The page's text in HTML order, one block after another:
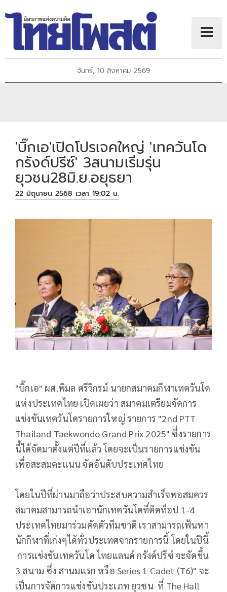
จันทร์, 10 สิงหาคม 2569
'บิ๊กเอ'เปิดโปรเจคใหญ่ 'เทควันโด
กรังด์ปรีซ์' 3สนามเริ่มรุ่น
ยุวชน28มิ.ย.อยุธยา
22 มิถุนายน 2568 เวลา 19:02 น.
"บิ๊กเอ" ผศ.พิมล ศรีวิกรม์ นายกสมาคมกีฬาเทควันโด
แห่งประเทศไทย เปิดเผยว่า สมาคมเตรียมจัดการ
แข่งขันเทควันโดรายการใหญ่ รายการ "2nd PTT
Thailand Taekwondo Grand Prix 2025" ซึ่งรายการ
นี้ได้จัดมาตั้งแต่ปีที่แล้ว โดยจะเป็นรายการแข่งขัน
เพื่อสะสมคะแนน จัดอันดับประเทศไทย
โดยในปีที่ผ่านมาถือว่าประสบความสำเร็จพอสมควร
สมาคมสามารถนำเอานักเทควันโดที่ติดท็อป 1-4
ประเทศไทยมาร่วมคัดตัวทีมชาติ เราสามารถเฟ้นหา
นักกีฬาที่เก่งๆได้ทั่วประเทศจากรายการนี้ โดยในปีนี้
การแข่งขันเทควันโด ไทยแลนด์ กรังด์ปรีซ์ จะจัดขึ้น
3 สนาม ซึ่ง สานมแรก หรือ Series 1 Cadet (T6)" จะ
เป็นการจัดการแข่งขันประเภท ยุวชน ที่ The Hall